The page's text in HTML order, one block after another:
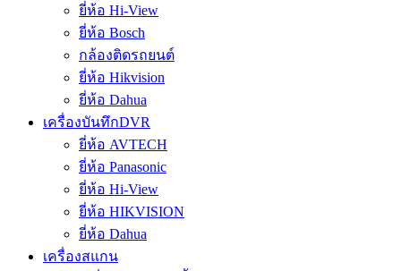
ยี่ห้อ Hi-View
ยี่ห้อ Bosch
กล้องติดรถยนต์
ยี่ห้อ Hikvision
ยี่ห้อ Dahua
เครื่องบันทึกDVR
ยี่ห้อ AVTECH
ยี่ห้อ Panasonic
ยี่ห้อ Hi-View
ยี่ห้อ HIKVISION
ยี่ห้อ Dahua
เครื่องสแกน